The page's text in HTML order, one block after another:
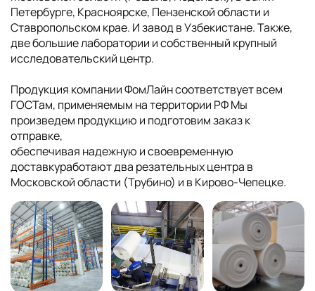
Петербурге, Красноярске, Пензенской области и
Ставропольском крае. И завод в Узбекистане. Также,
две большие лаборатории и собственный крупный
исследовательский центр.
Продукция компании ФомЛайн соответствует всем
ГОСТам, применяемым на территории РФ Мы
произведем продукцию и подготовим заказ к
отправке,
обеспечивая надежную и своевременную
доставкуработают два резательных центра в
Московской области (Трубино) и в Кирово-Чепецке.